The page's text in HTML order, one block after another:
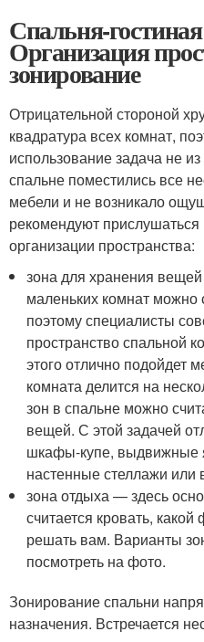
Спальня-
Организация
зонирование
Отрицательной стороной
квадратура всех комнат,
использование задача не
спальне поместились все
мебели и не возникало
рекомендуют
организации пространства:
зона для хранения
маленьких комнат можно
поэтому специалисты
пространство спальной
этого отлично подойдет
комната делится на
зон в спальне можно
вещей. С этой задачей
шкафы-купе, выдвижные
настенные стеллажи или
зона отдыха — здесь
считается кровать,
решать вам. Варианты
посмотреть на фото.
Зонирование спальни
назначения. Встречается